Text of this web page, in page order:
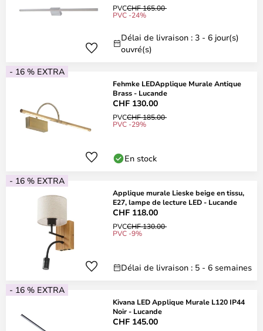
PVCCHF 165.00
PVC -24%
Délai de livraison : 3 - 6 jour(s)
ouvré(s)
- 16 % EXTRA
Fehmke LEDApplique Murale Antique
Brass - Lucande
CHF 130.00
PVCCHF 185.00
PVC -29%
En stock
- 16 % EXTRA
Applique murale Lieske beige en tissu,
E27, lampe de lecture LED - Lucande
CHF 118.00
PVCCHF 130.00
PVC -9%
Délai de livraison : 5 - 6 semaines
- 16 % EXTRA
Kivana LED Applique Murale L120 IP44
Noir - Lucande
CHF 145.00